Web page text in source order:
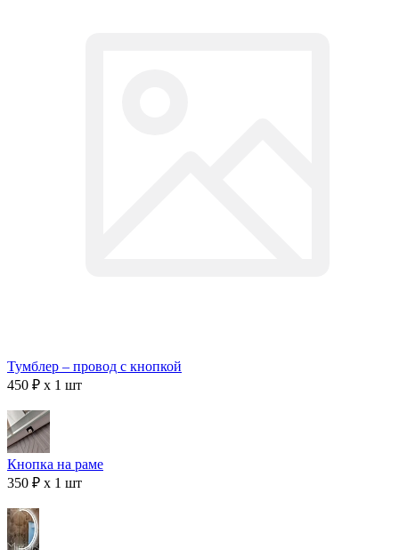
Тумблер – провод с кнопкой
450 ₽ x 1 шт
Кнопка на раме
350 ₽ x 1 шт